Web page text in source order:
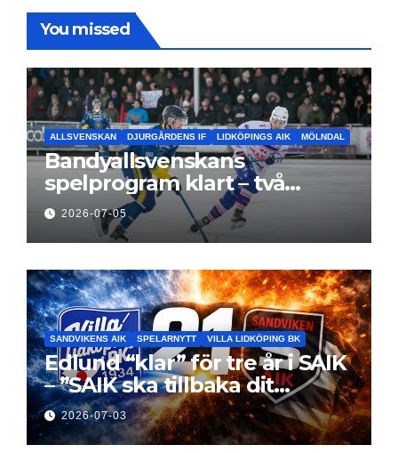
You missed
ALLSVENSKAN DJURGÅRDENS IF LIDKÖPINGS AIK MÖLNDAL
Bandyallsvenskans
spelprogram klart – två
föreningar jagar sin
elitseriesäsong
2026-07-05
SANDVIKENS AIK SPELARNYTT VILLA LIDKÖPING BK
Edlund “klar” för tre år i SAIK
– ”SAIK ska tillbaka dit
klubben hör hemma”
2026-07-03